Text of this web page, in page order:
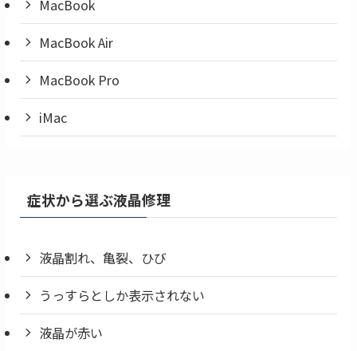
MacBook
MacBook Air
MacBook Pro
iMac
症状から選ぶ液晶修理
液晶割れ、亀裂、ひび
うっすらとしか表示されない
液晶が赤い